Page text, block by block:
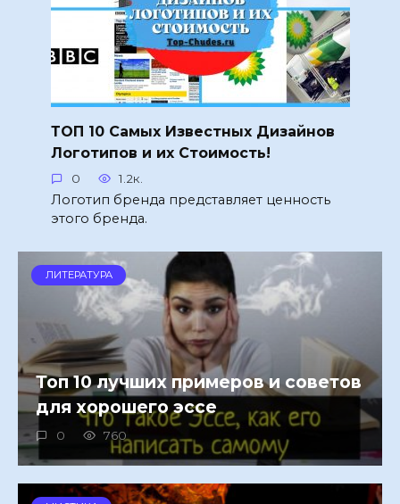
ТОП 10 Самых Известных Дизайнов
Логотипов и их Стоимость!
0 1.2к.
Логотип бренда представляет ценность
этого бренда.
ЛИТЕРАТУРА
Топ 10 лучших примеров и советов
для хорошего эссе
0 760